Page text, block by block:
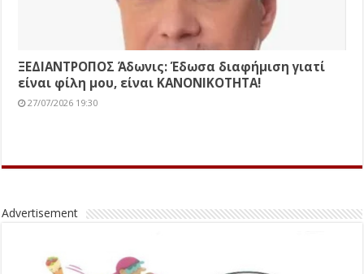
ΞΕΔΙΑΝΤΡΟΠΟΣ Άδωνις: Έδωσα διαφήμιση γιατί
είναι φίλη μου, είναι ΚΑΝΟΝΙΚΟΤΗΤΑ!
27/07/2026 19:30
Advertisement